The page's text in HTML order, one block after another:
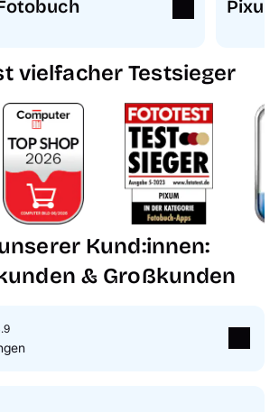
vielfacher Testsieger
Kund:innen:
& Großkunden